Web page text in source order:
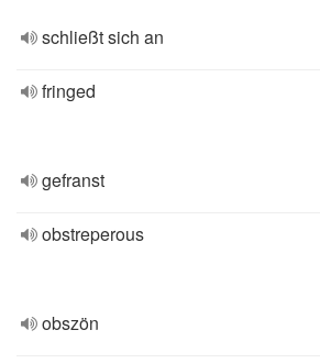
schließt sich an
fringed
gefranst
obstreperous
obszön